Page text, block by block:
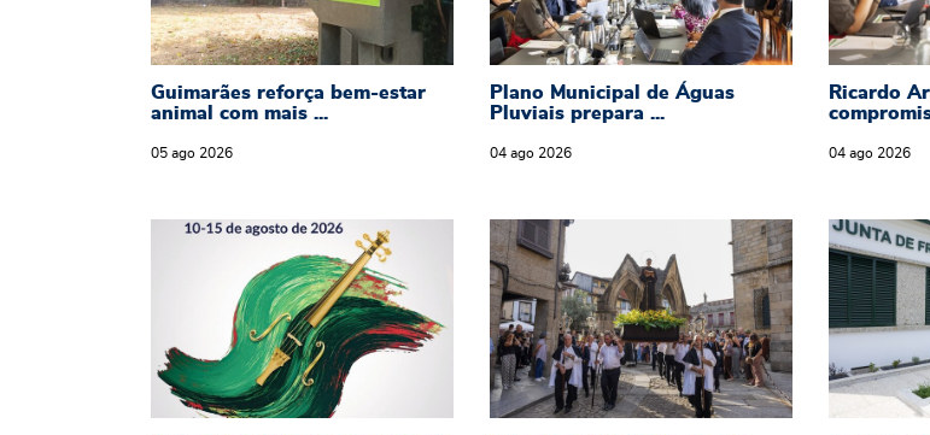
Guimarães reforça bem-estar
animal com mais ...
05 ago 2026
Plano Municipal de Águas
Pluviais prepara ...
04 ago 2026
Ricardo
04 ago 2026
Guimarães Clássico regressa de 10 a 15 de agosto
Majestosa Procissão de São Gualter
Junta